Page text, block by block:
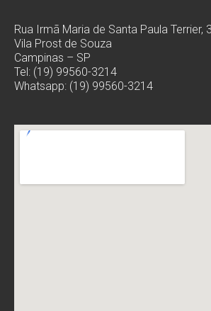
Rua Irmã Maria de Santa Paula Terrier,
Vila Prost de Souza
Campinas – SP
Tel: (19) 99560-3214
Whatsapp: (19) 99560-3214